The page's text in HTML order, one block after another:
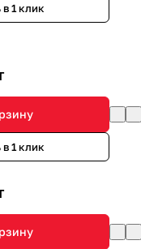
1 клик
1 клик